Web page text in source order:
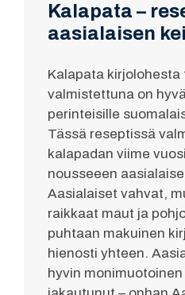
Kalapata –
aasialaisen
Kalapata kirjolohesta
valmistettuna on
perinteisille
Tässä reseptissä
kalapadan viime
nousseeen
Aasialaiset vahvat,
raikkaat maut ja
puhtaan makuinen
hienosti yhteen.
hyvin